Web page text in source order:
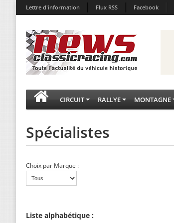
Lettre d'information Flux RSS Facebook
CIRCUIT RALLYE MONTAGNE
Spécialistes
Choix par Marque :
Liste alphabétique :